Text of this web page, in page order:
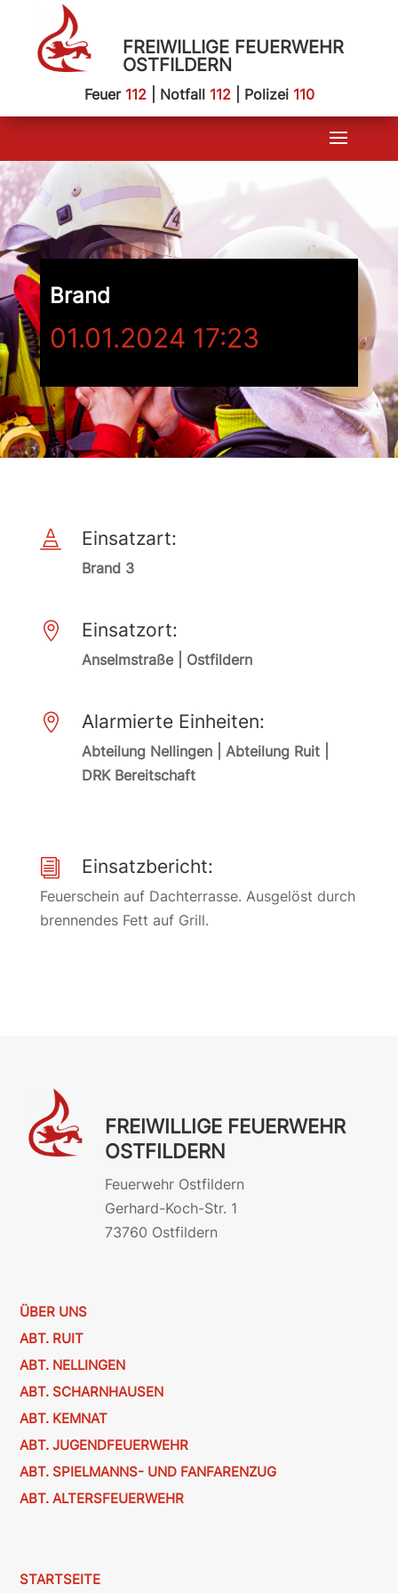
FREIWILLIGE FEUERWEHR
OSTFILDERN
Feuer 112| Notfall 112| Polizei 110
Brand
01.01.2024 17:23
 Einsatzart:
Brand 3
 Einsatzort:
Anselmstraße | Ostfildern
 Alarmierte Einheiten:
Abteilung Nellingen | Abteilung Ruit |
DRK Bereitschaft
i Einsatzbericht:
Feuerschein auf Dachterrasse. Ausgelöst durch
brennendes Fett auf Grill.
FREIWILLIGE FEUERWEHR
OSTFILDERN
Feuerwehr Ostfildern
Gerhard-Koch-Str. 1
73760 Ostfildern
ÜBER UNS
ABT. RUIT
ABT. NELLINGEN
ABT. SCHARNHAUSEN
ABT. KEMNAT
ABT. JUGENDFEUERWEHR
ABT. SPIELMANNS- UND FANFARENZUG
ABT. ALTERSFEUERWEHR
STARTSEITE